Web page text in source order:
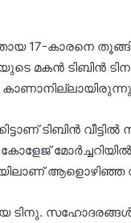
17-കാരനെ തൂങ്ങി
മകന്‍ ടിബിന്‍
ടിബിൻ
കോളേജ്
ആളൊഴിഞ്ഞ
ടിനു.